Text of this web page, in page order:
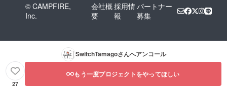
© CAMPFIRE,
Inc.
会社概
要
採用情
報
パートナー
募集
SwitchTamagoさんへアンコール
27
もう一度プロジェクトをやってほしい